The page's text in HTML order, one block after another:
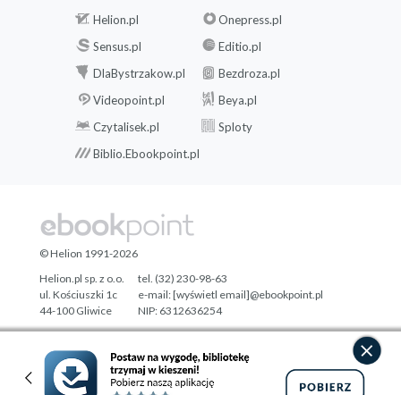
Helion.pl
Onepress.pl
Sensus.pl
Editio.pl
DlaBystrzakow.pl
Bezdroza.pl
Videopoint.pl
Beya.pl
Czytalisek.pl
Sploty
Biblio.Ebookpoint.pl
Designed with ♥ byTonik.pl
© Helion 1991-2026
Helion.pl sp. z o.o.
ul. Kościuszki 1c
44-100 Gliwice
tel. (32) 230-98-63
e-mail:[wyświetl email]@ebookpoint.pl
NIP: 6312636254
Regon: 241989027